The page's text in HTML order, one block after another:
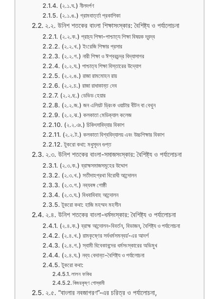
(২.১.ঘ.) নীলদর্পণ
(২.১.ঙ.) গ্রামবার্ত্তা প্রকাশিকা
২.২. উনিশ শতকের বাংলা শিক্ষাসংস্কার: বৈশিষ্ট্য ও পর্যালোচনা
(২.২.ক.) প্রাচ্য শিক্ষা-পাশ্চাত্য শিক্ষা বিষয়ক দ্বন্দ্ব
(২.২.খ.) ইংরেজি শিক্ষার প্রসার
(২.২.গ.) নারী শিক্ষা ও ঈশ্বরচন্দ্র বিদ্যাসাগর
(২.২.ঘ.) পাশ্চাত্য শিক্ষা বিস্তারের উদ্যোগ
(২.২.ঙ.) রাজা রামমোহন রায়
(২.২.চ.) রাজা রাধাকান্ত দেব
(২.২.ছ.) ডেভিড হেয়ার
(২.২.জ.) জন এলিয়ট ড্রিংক ওয়াটার বীটন বা বেথুন
(২.২.ঝ.) কলকাতা মেডিক্যাল কলেজ
(২.২.ঞ.) চিকিৎসাবিদ্যার বিকাশ
(২.২.ট.) কলকাতা বিশ্ববিদ্যালয় এবং উচ্চশিক্ষার বিকাশ
টুকরো কথা: মধুসূদন গুপ্ত
২.৩. উনিশ শতকের বাংলা-সমাজসংস্কার: বৈশিষ্ট্য ও পর্যালোচনা
(২.৩.ক.) ব্রাহ্মসমাজসমূহের উদ্দোগ
(২.৩.খ.) সতীদাহপ্রথা বিরোধী আন্দোলন
(২.৩.গ.) নব্যবঙ্গ গোষ্ঠী
(২.৩.ঘ.) বিধবাবিবাহ আন্দোলন
টুকরো কথা: হাজি মহম্মদ মহসীন
২.৪. উনিশ শতকের বাংলা-ধর্মসংস্কার: বৈশিষ্ট্য ও পর্যালোচনা
(২.৪.ক.) ব্রাহ্ম আন্দোলন-বিবর্তন, বিভাজন, বৈশিষ্ট্য ও পর্যালোচনা
(২.৪.খ.) রামকৃষ্ণের সর্বধর্মসমন্বয়’-এর আদর্শ
(২.৪.গ.) স্বামী বিবেকানন্দের ধর্মসংস্কারের অভিমুখ
(২.৪.ঘ.) নব্য বেদান্ত-বৈশিষ্ট্য ও পর্যালোচনা
টুকরো কথা:
লালন ফকির
বিজয়কৃষ্ণ গোস্বামী
২.৫. “বাংলার নবজাগরণ”-এর চরিত্র ও পর্যালোচনা,